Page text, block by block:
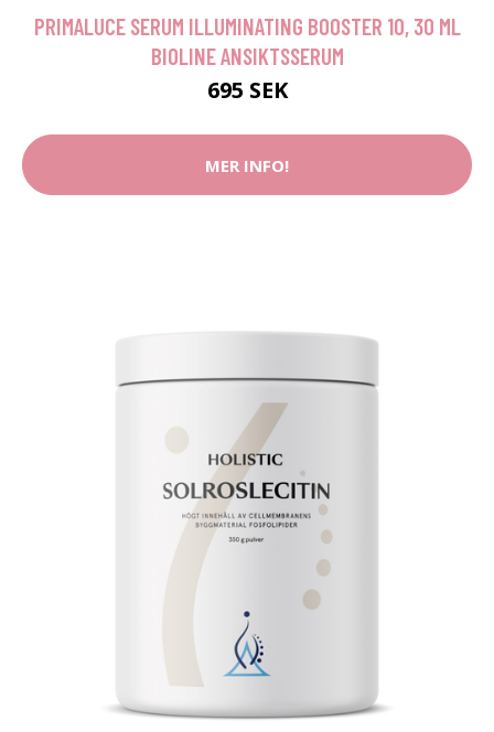
PRIMALUCE SERUM ILLUMINATING BOOSTER 10, 30 ML
BIOLINE ANSIKTSSERUM
695 SEK
MER INFO!